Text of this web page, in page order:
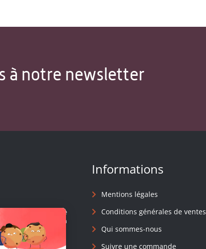
à notre newsletter
Sciences de l'Homme
connaissances en
Informations
Mentions légales
Conditions générales de ventes
Qui sommes-nous
Suivre une commande